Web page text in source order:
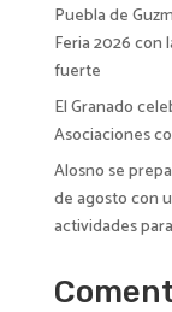
Puebla de
Feria 2026 con
fuerte
El Granado
Asociaciones
Alosno se
de agosto con
actividades